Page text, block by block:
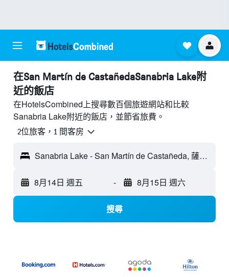
​在San Martín de CastañedaSanabria Lake附
近​的飯店
在HotelsCombined上搜尋數百個旅遊網站和比較
Sanabria Lake附近的飯店，並節省旅費。
2位旅客，1 間客房
Sanabria Lake - San Martín de Castañeda, 薩莫拉省, 西班牙
8月14日 週五 - 8月15日 週六
搜尋